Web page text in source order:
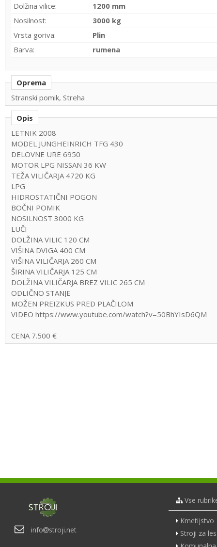
Dolžina vilice:
1200 mm
Nosilnost:
3000 kg
Vrsta goriva:
Plin
Barva:
rumena
Oprema
Stranski pomik, Streha
Opis
LETNIK 2008
MODEL JUNGHEINRICH TFG 430
DELOVNE URE 6950
MOTOR LPG NISSAN 36 KW
TEŽA VILIČARJA 4720 KG
LPG
HIDROSTATIČNI POGON
BOČNI POMIK
NOSILNOST 3000 KG
LUČI
DOLŽINA VILIC 120 CM
VIŠINA DVIGA 400 CM
VIŠINA VILIČARJA 260 CM
ŠIRINA VILIČARJA 125 CM
DOLŽINA VILIČARJA BREZ VILIC 265 CM
ODLIČNO STANJE
MOŽEN PREIZKUS PRED PLAČILOM
VIDEO https://www.youtube.com/watch?v=50BhYIsD6QM
CENA 7.500 €
info stroji.net
Vse
Kmetijstvo
Stroji za les